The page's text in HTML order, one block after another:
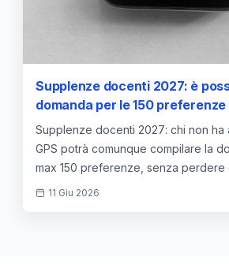
Supplenze docenti 2027: è
domanda per le 150
aggiornare la GPS
Supplenze docenti 2027: chi non ha
GPS potrà comunque compilare la
max 150 preferenze, senza perdere
11 Giu 2026